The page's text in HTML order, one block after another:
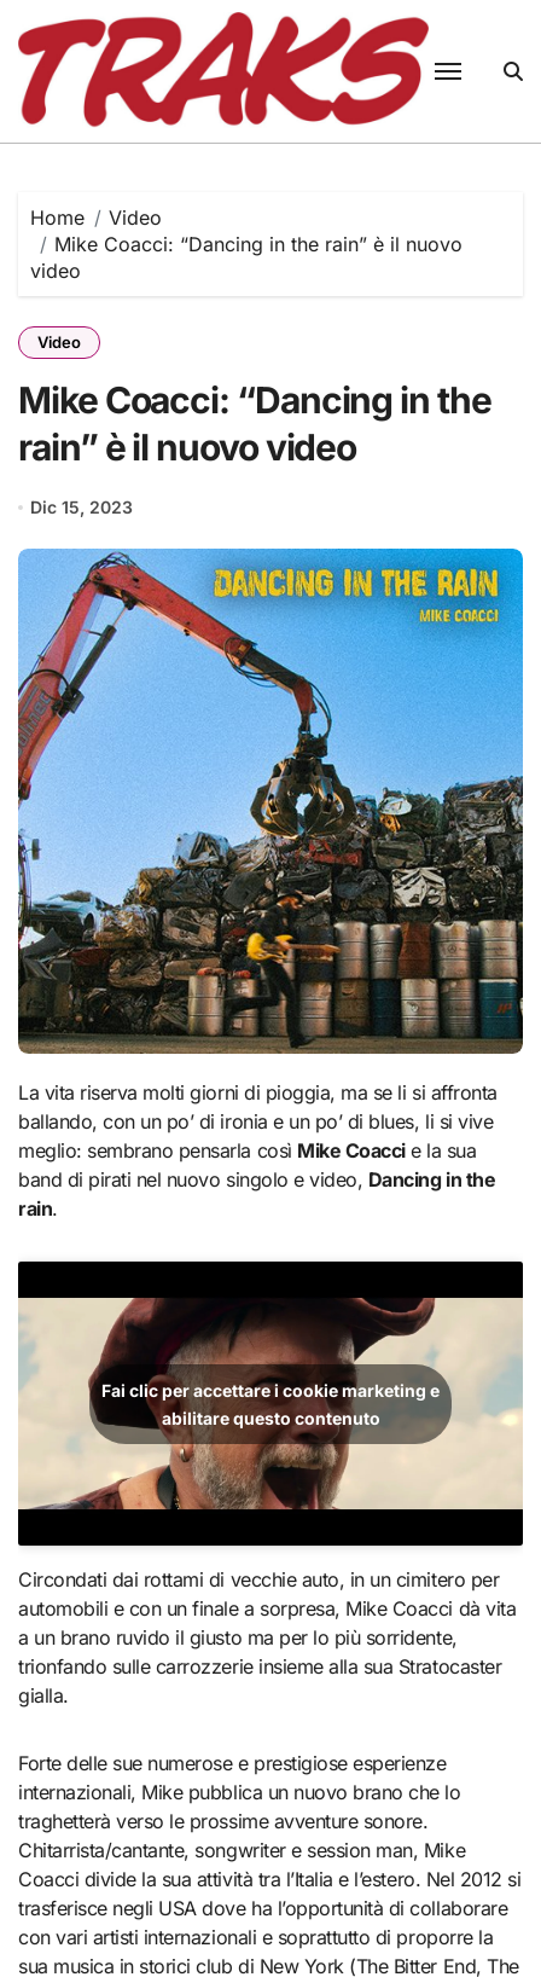
content
Home
Video
Mike Coacci: “Dancing in the rain” è il nuovo
video
Video
Mike Coacci: “Dancing in the
rain” è il nuovo video
Dic 15, 2023
La vita riserva molti giorni di pioggia, ma se li si affronta
ballando, con un po’ di ironia e un po’ di blues, li si vive
meglio: sembrano pensarla così Mike Coaccie la sua
band di pirati nel nuovo singolo e video, Dancing in the
rain.
Fai clic per accettare i cookie marketing e
abilitare questo contenuto
Circondati dai rottami di vecchie auto, in un cimitero per
automobili e con un finale a sorpresa, Mike Coacci dà vita
a un brano ruvido il giusto ma per lo più sorridente,
trionfando sulle carrozzerie insieme alla sua Stratocaster
gialla.
Forte delle sue numerose e prestigiose esperienze
internazionali, Mike pubblica un nuovo brano che lo
traghetterà verso le prossime avventure sonore.
Chitarrista/cantante, songwriter e session man, Mike
Coacci divide la sua attività tra l’Italia e l’estero. Nel 2012 si
trasferisce negli USA dove ha l’opportunità di collaborare
con vari artisti internazionali e soprattutto di proporre la
sua musica in storici club di New York (The Bitter End, The